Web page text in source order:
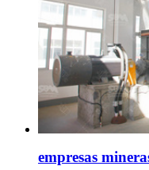
empresas